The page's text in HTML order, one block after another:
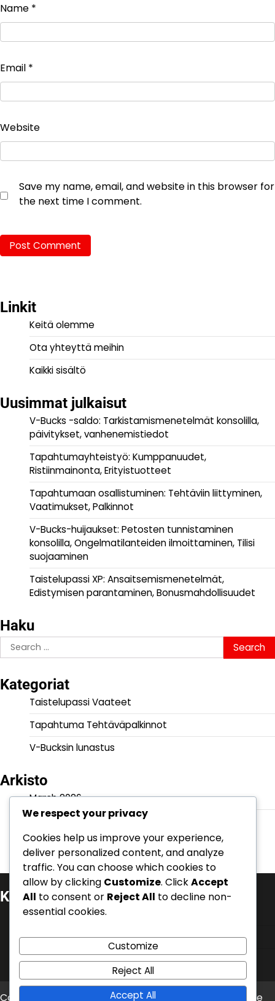
Name *
Email *
Website
Save my name, email, and website in this browser for
the next time I comment.
Linkit
Keitä olemme
Ota yhteyttä meihin
Kaikki sisältö
Uusimmat julkaisut
V-Bucks -saldo: Tarkistamismenetelmät konsolilla,
päivitykset, vanhenemistiedot
Tapahtumayhteistyö: Kumppanuudet,
Ristiinmainonta, Erityistuotteet
Tapahtumaan osallistuminen: Tehtäviin liittyminen,
Vaatimukset, Palkinnot
V-Bucks-huijaukset: Petosten tunnistaminen
konsolilla, Ongelmatilanteiden ilmoittaminen, Tilisi
suojaaminen
Taistelupassi XP: Ansaitsemismenetelmät,
Edistymisen parantaminen, Bonusmahdollisuudet
Haku
Search
for:
Kategoriat
Taistelupassi Vaateet
Tapahtuma Tehtäväpalkinnot
V-Bucksin lunastus
Arkisto
March 2026
February 2026
Kategoriat
Taistelupassi Vaateet
Tapahtuma Tehtäväpalkinnot
V-Bucksin lunastus
Copyright © 2026 chemicalforum.eu Theme: News Bite
We respect your privacy
Cookies help us improve your experience,
deliver personalized content, and analyze
traffic. You can choose which cookies to
allow by clicking Customize. ClickAccept
All to consent or Reject All to decline non-
essential cookies.
Customize
Reject All
Accept All